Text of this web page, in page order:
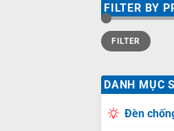
FILTER BY
Min
price
Max
priceFILTER
DANH MỤC
Đèn